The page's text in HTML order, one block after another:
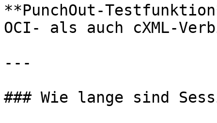
**PunchOut-
OCI- als auch cXML-
---
### Wie lange sind